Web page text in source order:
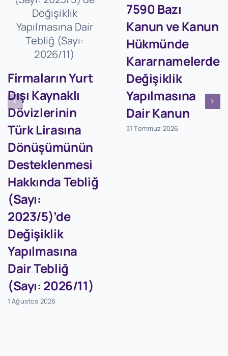
Firmaların Yurt
Dışı Kaynaklı
Dövizlerinin
Türk Lirasına
Dönüşümünün
Desteklenmesi
Hakkında Tebliğ
(Sayı:
2023/5)’de
Değişiklik
Yapılmasına
Dair Tebliğ
(Sayı: 2026/11)
1 Ağustos 2026
7590 Bazı
Kanun ve Kanun
Hükmünde
Kararnamelerde
Değişiklik
Yapılmasına
Dair Kanun
31 Temmuz 2026